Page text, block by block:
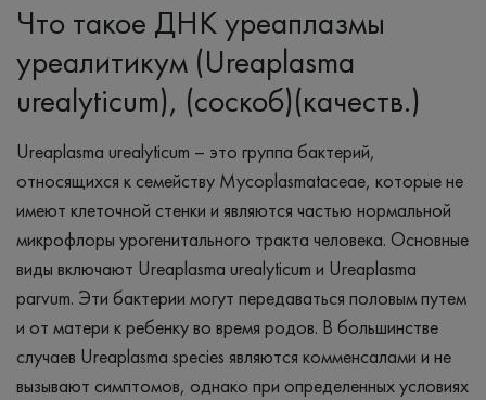
Что такое ДНК уреаплазмы
уреалитикум (Ureaplasma
urealyticum), (соскоб)(качеств.)
Ureaplasma urealyticum – это группа бактерий,
относящихся к семейству Mycoplasmataceae, которые не
имеют клеточной стенки и являются частью нормальной
микрофлоры урогенитального тракта человека. Основные
виды включают Ureaplasma urealyticum и Ureaplasma
parvum. Эти бактерии могут передаваться половым путем
и от матери к ребенку во время родов. В большинстве
случаев Ureaplasma species являются комменсалами и не
вызывают симптомов, однако при определенных условиях